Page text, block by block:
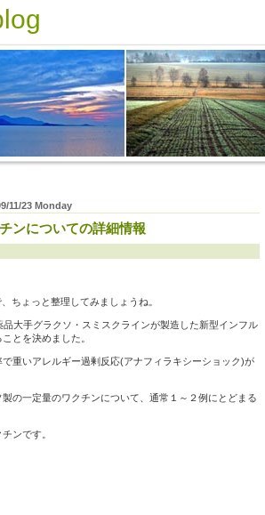
11/23 Monday
ンについての詳細情報
ちょっと整理してみましょうね。
大手グラクソ・スミスクラインが製造した新型インフル
とを決めました。
重いアレルギー過剰反応(アナフィラキシーショック)が
の一定量のワクチンについて、通常１～２例にとどまる
ンです。